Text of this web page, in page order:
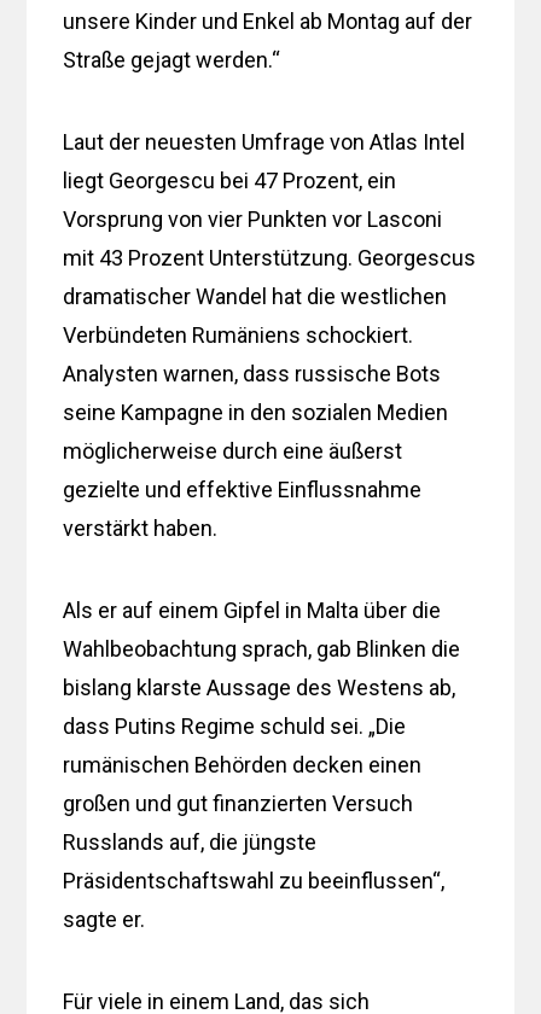
unsere Kinder und Enkel ab Montag auf der
Straße gejagt werden.“
Laut der neuesten Umfrage von Atlas Intel
liegt Georgescu bei 47 Prozent, ein
Vorsprung von vier Punkten vor Lasconi
mit 43 Prozent Unterstützung. Georgescus
dramatischer Wandel hat die westlichen
Verbündeten Rumäniens schockiert.
Analysten warnen, dass russische Bots
seine Kampagne in den sozialen Medien
möglicherweise durch eine äußerst
gezielte und effektive Einflussnahme
verstärkt haben.
Als er auf einem Gipfel in Malta über die
Wahlbeobachtung sprach, gab Blinken die
bislang klarste Aussage des Westens ab,
dass Putins Regime schuld sei. „Die
rumänischen Behörden decken einen
großen und gut finanzierten Versuch
Russlands auf, die jüngste
Präsidentschaftswahl zu beeinflussen“,
sagte er.
Für viele in einem Land, das sich